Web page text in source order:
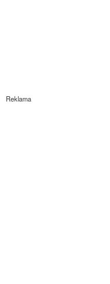
Reklama